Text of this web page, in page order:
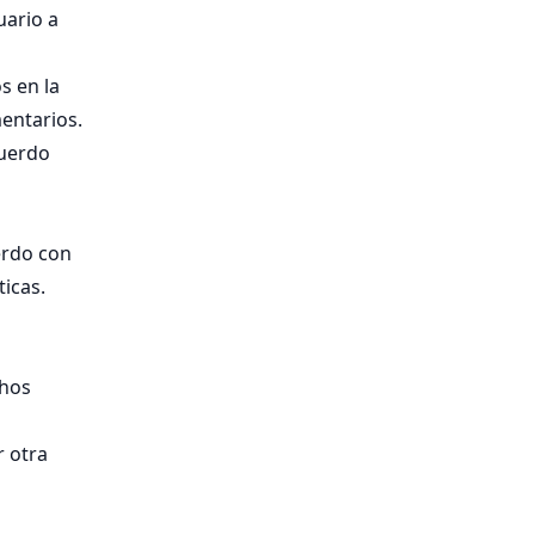
a
en la
con
otra